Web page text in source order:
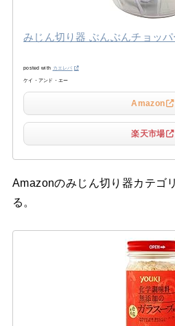
みじん切り器 ぶんぶんチョッ
posted with カエレバ
ケイ・アンド・エー
Amazon
楽天市場
Amazonのみじん切り器カテゴ
る。